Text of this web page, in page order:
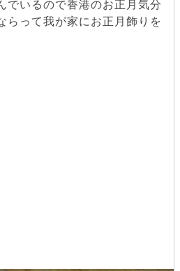
でいるので香港のお正月気分
らって我が家にお正月飾りを